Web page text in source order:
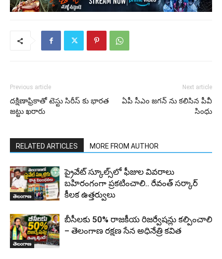
Previous article
దక్షిణాఫ్రికాతో టెస్టు సిరీస్ కు భారత
జట్టు ఖరారు
Next article
ఏపీ సీఎం జగన్ ను కలిసిన పీవీ
సింధు
RELATED ARTICLES MORE FROM AUTHOR
తెలంగాణ
ప్రైవేట్ స్కూల్స్‌లో ఫీజుల వివరాలు
బహిరంగంగా ప్రకటించాలి.. రేవంత్ సర్కార్
కీలక ఉత్తర్వులు
తెలంగాణ
బీసీలకు 50% రాజకీయ రిజర్వేషన్లు కల్పించాలి
– తెలంగాణ రక్షణ సేన అధినేత్రి కవిత